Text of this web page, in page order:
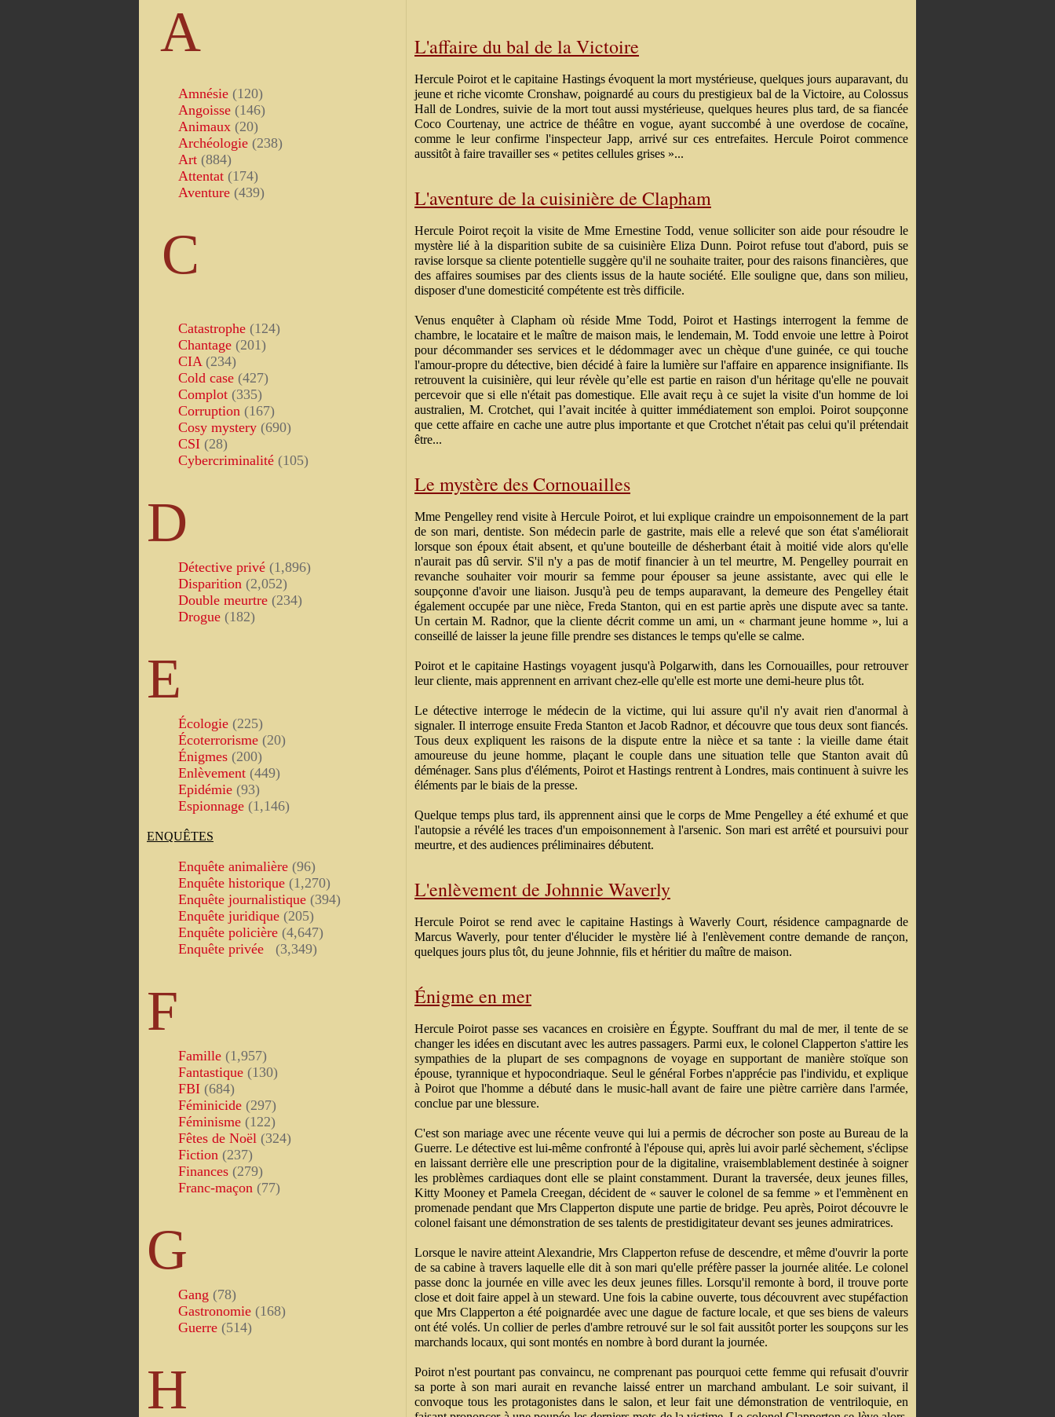
A
Amnésie (120)
Angoisse (146)
Animaux (20)
Archéologie (238)
Art (884)
Attentat (174)
Aventure (439)
C
Catastrophe (124)
Chantage (201)
CIA (234)
Cold case (427)
Complot (335)
Corruption (167)
Cosy mystery (690)
CSI (28)
Cybercriminalité (105)
D
Détective privé (1,896)
Disparition (2,052)
Double meurtre (234)
Drogue (182)
E
Écologie (225)
Écoterrorisme (20)
Énigmes (200)
Enlèvement (449)
Epidémie (93)
Espionnage (1,146)
ENQUÊTES
Enquête animalière (96)
Enquête historique (1,270)
Enquête journalistique (394)
Enquête juridique (205)
Enquête policière (4,647)
Enquête privée
(3,349)
F
Famille (1,957)
Fantastique (130)
FBI (684)
Féminicide (297)
Féminisme (122)
Fêtes de Noël (324)
Fiction (237)
Finances (279)
Franc-maçon (77)
G
Gang (78)
Gastronomie (168)
Guerre (514)
H
L'affaire du bal de la Victoire
Hercule Poirot et le capitaine Hastings évoquent la mort mystérieuse, quelques jours auparavant, du
jeune et riche vicomte Cronshaw, poignardé au cours du prestigieux bal de la Victoire, au Colossus
Hall de Londres, suivie de la mort tout aussi mystérieuse, quelques heures plus tard, de sa fiancée
Coco Courtenay, une actrice de théâtre en vogue, ayant succombé à une overdose de cocaïne,
comme le leur confirme l'inspecteur Japp, arrivé sur ces entrefaites. Hercule Poirot commence
aussitôt à faire travailler ses « petites cellules grises »...
L'aventure de la cuisinière de Clapham
Hercule Poirot reçoit la visite de Mme Ernestine Todd, venue solliciter son aide pour résoudre le
mystère lié à la disparition subite de sa cuisinière Eliza Dunn. Poirot refuse tout d'abord, puis se
ravise lorsque sa cliente potentielle suggère qu'il ne souhaite traiter, pour des raisons financières, que
des affaires soumises par des clients issus de la haute société. Elle souligne que, dans son milieu,
disposer d'une domesticité compétente est très difficile.
Venus enquêter à Clapham où réside Mme Todd, Poirot et Hastings interrogent la femme de
chambre, le locataire et le maître de maison mais, le lendemain, M. Todd envoie une lettre à Poirot
pour décommander ses services et le dédommager avec un chèque d'une guinée, ce qui touche
l'amour-propre du détective, bien décidé à faire la lumière sur l'affaire en apparence insignifiante. Ils
retrouvent la cuisinière, qui leur révèle qu’elle est partie en raison d'un héritage qu'elle ne pouvait
percevoir que si elle n'était pas domestique. Elle avait reçu à ce sujet la visite d'un homme de loi
australien, M. Crotchet, qui l’avait incitée à quitter immédiatement son emploi. Poirot soupçonne
que cette affaire en cache une autre plus importante et que Crotchet n'était pas celui qu'il prétendait
être...
Le mystère des Cornouailles
Mme Pengelley rend visite à Hercule Poirot, et lui explique craindre un empoisonnement de la part
de son mari, dentiste. Son médecin parle de gastrite, mais elle a relevé que son état s'améliorait
lorsque son époux était absent, et qu'une bouteille de désherbant était à moitié vide alors qu'elle
n'aurait pas dû servir. S'il n'y a pas de motif financier à un tel meurtre, M. Pengelley pourrait en
revanche souhaiter voir mourir sa femme pour épouser sa jeune assistante, avec qui elle le
soupçonne d'avoir une liaison. Jusqu'à peu de temps auparavant, la demeure des Pengelley était
également occupée par une nièce, Freda Stanton, qui en est partie après une dispute avec sa tante.
Un certain M. Radnor, que la cliente décrit comme un ami, un « charmant jeune homme », lui a
conseillé de laisser la jeune fille prendre ses distances le temps qu'elle se calme.
Poirot et le capitaine Hastings voyagent jusqu'à Polgarwith, dans les Cornouailles, pour retrouver
leur cliente, mais apprennent en arrivant chez-elle qu'elle est morte une demi-heure plus tôt.
Le détective interroge le médecin de la victime, qui lui assure qu'il n'y avait rien d'anormal à
signaler. Il interroge ensuite Freda Stanton et Jacob Radnor, et découvre que tous deux sont fiancés.
Tous deux expliquent les raisons de la dispute entre la nièce et sa tante : la vieille dame était
amoureuse du jeune homme, plaçant le couple dans une situation telle que Stanton avait dû
déménager. Sans plus d'éléments, Poirot et Hastings rentrent à Londres, mais continuent à suivre les
éléments par le biais de la presse.
Quelque temps plus tard, ils apprennent ainsi que le corps de Mme Pengelley a été exhumé et que
l'autopsie a révélé les traces d'un empoisonnement à l'arsenic. Son mari est arrêté et poursuivi pour
meurtre, et des audiences préliminaires débutent.
L'enlèvement de Johnnie Waverly
Hercule Poirot se rend avec le capitaine Hastings à Waverly Court, résidence campagnarde de
Marcus Waverly, pour tenter d'élucider le mystère lié à l'enlèvement contre demande de rançon,
quelques jours plus tôt, du jeune Johnnie, fils et héritier du maître de maison.
Énigme en mer
Hercule Poirot passe ses vacances en croisière en Égypte. Souffrant du mal de mer, il tente de se
changer les idées en discutant avec les autres passagers. Parmi eux, le colonel Clapperton s'attire les
sympathies de la plupart de ses compagnons de voyage en supportant de manière stoïque son
épouse, tyrannique et hypocondriaque. Seul le général Forbes n'apprécie pas l'individu, et explique
à Poirot que l'homme a débuté dans le music-hall avant de faire une piètre carrière dans l'armée,
conclue par une blessure.
C'est son mariage avec une récente veuve qui lui a permis de décrocher son poste au Bureau de la
Guerre. Le détective est lui-même confronté à l'épouse qui, après lui avoir parlé sèchement, s'éclipse
en laissant derrière elle une prescription pour de la digitaline, vraisemblablement destinée à soigner
les problèmes cardiaques dont elle se plaint constamment. Durant la traversée, deux jeunes filles,
Kitty Mooney et Pamela Creegan, décident de « sauver le colonel de sa femme » et l'emmènent en
promenade pendant que Mrs Clapperton dispute une partie de bridge. Peu après, Poirot découvre le
colonel faisant une démonstration de ses talents de prestidigitateur devant ses jeunes admiratrices.
Lorsque le navire atteint Alexandrie, Mrs Clapperton refuse de descendre, et même d'ouvrir la porte
de sa cabine à travers laquelle elle dit à son mari qu'elle préfère passer la journée alitée. Le colonel
passe donc la journée en ville avec les deux jeunes filles. Lorsqu'il remonte à bord, il trouve porte
close et doit faire appel à un steward. Une fois la cabine ouverte, tous découvrent avec stupéfaction
que Mrs Clapperton a été poignardée avec une dague de facture locale, et que ses biens de valeurs
ont été volés. Un collier de perles d'ambre retrouvé sur le sol fait aussitôt porter les soupçons sur les
marchands locaux, qui sont montés en nombre à bord durant la journée.
Poirot n'est pourtant pas convaincu, ne comprenant pas pourquoi cette femme qui refusait d'ouvrir
sa porte à son mari aurait en revanche laissé entrer un marchand ambulant. Le soir suivant, il
convoque tous les protagonistes dans le salon, et leur fait une démonstration de ventriloquie, en